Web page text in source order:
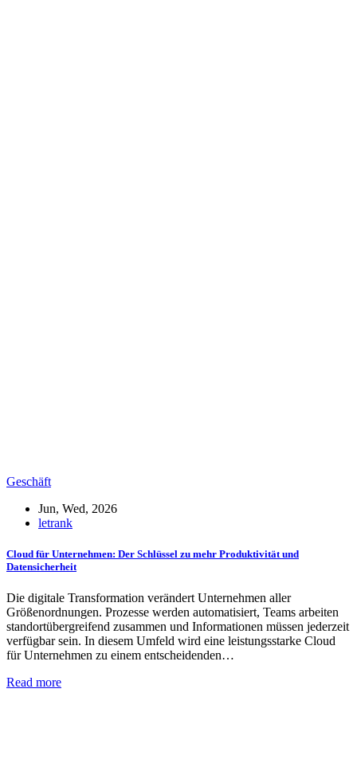
Geschäft
Jun, Wed, 2026
letrank
Cloud für Unternehmen: Der Schlüssel zu mehr Produktivität und
Datensicherheit
Die digitale Transformation verändert Unternehmen aller
Größenordnungen. Prozesse werden automatisiert, Teams arbeiten
standortübergreifend zusammen und Informationen müssen jederzeit
verfügbar sein. In diesem Umfeld wird eine leistungsstarke Cloud
für Unternehmen zu einem entscheidenden…
Read more